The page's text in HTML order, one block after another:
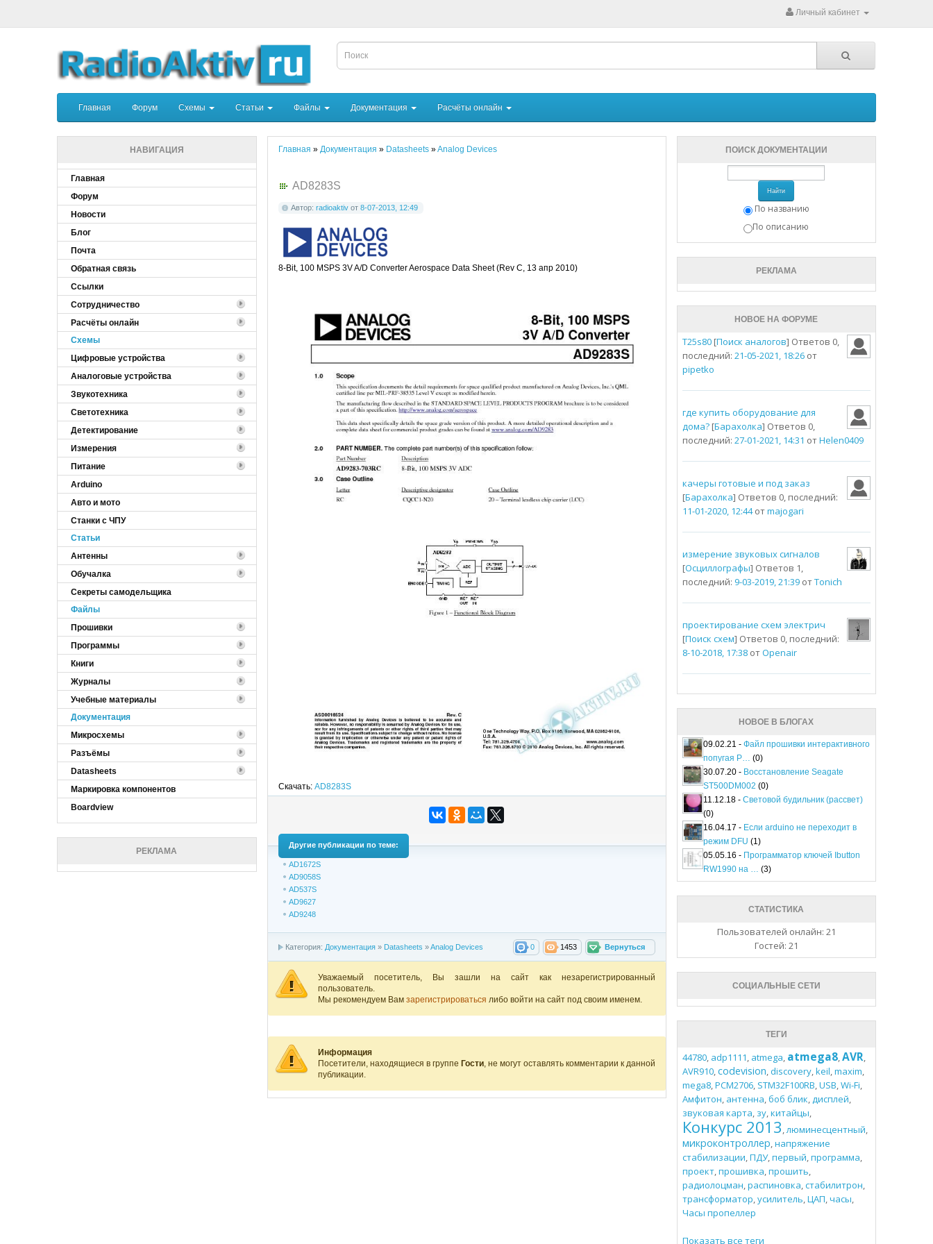
Личный кабинет
Главная Форум Схемы Статьи Файлы Документация Расчёты онлайн
НАВИГАЦИЯ
Главная
Форум
Новости
Блог
Почта
Обратная связь
Ссылки
Сотрудничество
Расчёты онлайн
Cхемы
Цифровые устройства
Аналоговые устройства
Звукотехника
Светотехника
Детектирование
Измерения
Питание
Arduino
Авто и мото
Станки с ЧПУ
Статьи
Антенны
Обучалка
Секреты самодельщика
Файлы
Прошивки
Программы
Книги
Журналы
Учебные материалы
Документация
Микросхемы
Разъёмы
Datasheets
Маркировка компонентов
Boardview
РЕКЛАМА
Главная » Документация » Datasheets»Analog Devices
AD8283S
Автор: radioaktivот 8-07-2013, 12:49
8-Bit, 100 MSPS 3V A/D Converter Aerospace Data Sheet (Rev C, 13 апр 2010)
Скачать: AD8283S
Другие публикации по теме:
AD1672S
AD9058S
AD537S
AD9627
AD9248
Вернуться
1453
0
Категория: Документация» Datasheets »Analog Devices
Уважаемый посетитель, Вы зашли на сайт как незарегистрированный
пользователь.
Мы рекомендуем Вам зарегистрироваться либо войти на сайт под своим именем.
Информация
Посетители, находящиеся в группе Гости, не могут оставлять комментарии к данной
публикации.
ПОИСК ДОКУМЕНТАЦИИ
Найти
По названию
По описанию
РЕКЛАМА
НОВОЕ НА ФОРУМЕ
T25s80[Поиск аналогов] Ответов 0,
последний: 21-05-2021, 18:26от
pipetko
где купить оборудование для
дома?[Барахолка] Ответов 0,
последний: 27-01-2021, 14:31 отHelen0409
качеры готовые и под заказ
[Барахолка] Ответов 0, последний:
11-01-2020, 12:44отmajogari
измерение звуковых сигналов
[Осциллографы] Ответов 1,
последний: 9-03-2019, 21:39отTonich
проектирование схем электрич
[Поиск схем] Ответов 0, последний:
8-10-2018, 17:38отOpenair
НОВОЕ В БЛОГАХ
09.02.21 - Файл прошивки интерактивного
попугая P… (0)
30.07.20 - Восстановление Seagate
ST500DM002 (0)
11.12.18 - Световой будильник (рассвет)
(0)
16.04.17 - Если arduino не переходит в
режим DFU (1)
05.05.16 - Программатор ключей Ibutton
RW1990 на … (3)
СТАТИСТИКА
Пользователей онлайн: 21
Гостей: 21
СОЦИАЛЬНЫЕ СЕТИ
ТЕГИ
44780, adp1111, atmega, atmega8,AVR,
AVR910,codevision,discovery,keil,maxim,
mega8,PCM2706, STM32F100RB,USB,Wi-Fi,
Амфитон, антенна,боб блик,дисплей,
звуковая карта, зу,китайцы,
Конкурс 2013,люминесцентный,
микроконтроллер,напряжение
стабилизации,ПДУ,первый,программа,
проект,прошивка,прошить,
радиолоцман,распиновка,стабилитрон,
трансформатор,усилитель,ЦАП,часы,
Часы пропеллер
Показать все теги